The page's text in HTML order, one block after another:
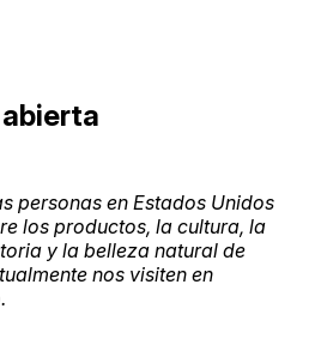
personas en Estados Unidos
los productos, la cultura, la
y la belleza natural de
nos visiten en